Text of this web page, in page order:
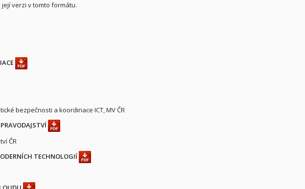
verzi v tomto formátu.
bezpečnosti a koordinace ICT, MV ČR
ČR
TECHNOLOGIÍ